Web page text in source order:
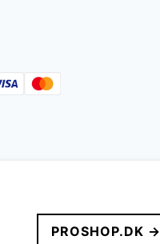
PROSHOP.DK →